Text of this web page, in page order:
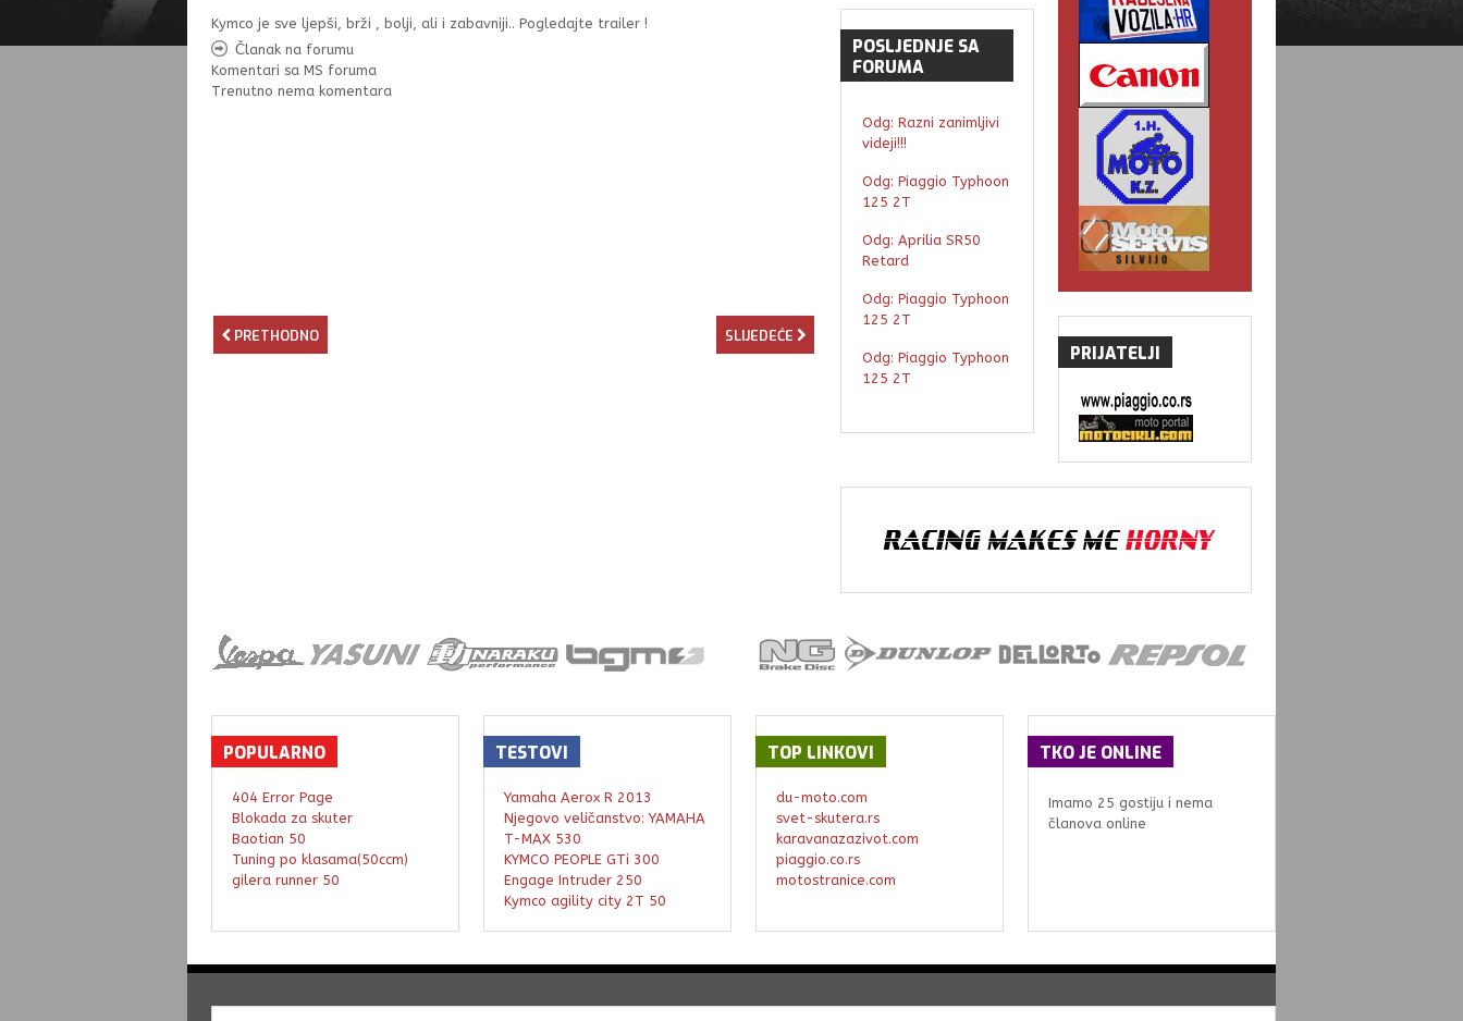
Kymco je sve ljepši, brži , bolji, ali i zabavniji.. Pogledajte trailer !
Članak na forumu
Komentari sa MS foruma
Trenutno nema komentara
PRETHODNO SLIJEDEĆE
POSLJEDNJE SA
FORUMA
Odg: Razni zanimljivi
videji!!!
Odg: Piaggio Typhoon
125 2T
Odg: Aprilia SR50
Retard
Odg: Piaggio Typhoon
125 2T
Odg: Piaggio Typhoon
125 2T
PRIJATELJI
POPULARNO
404 Error Page
Blokada za skuter
Baotian 50
Tuning po klasama(50ccm)
gilera runner 50
TESTOVI
Yamaha Aerox R 2013
Njegovo veličanstvo: YAMAHA
T-MAX 530
KYMCO PEOPLE GTi 300
Engage Intruder 250
Kymco agility city 2T 50
TOP LINKOVI
du-moto.com
svet-skutera.rs
karavanazazivot.com
piaggio.co.rs
motostranice.com
TKO JE ONLINE
Imamo 25 gostiju i nema
članova online